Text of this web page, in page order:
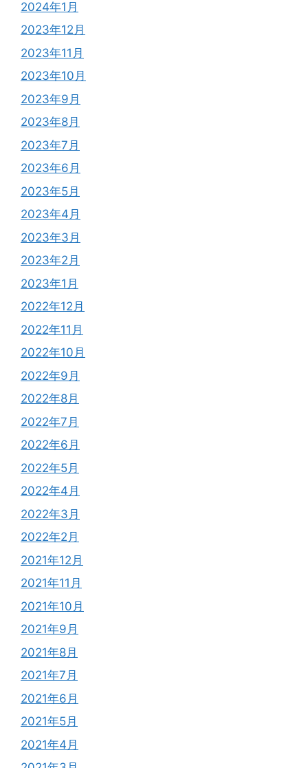
2024年1月
2023年12月
2023年11月
2023年10月
2023年9月
2023年8月
2023年7月
2023年6月
2023年5月
2023年4月
2023年3月
2023年2月
2023年1月
2022年12月
2022年11月
2022年10月
2022年9月
2022年8月
2022年7月
2022年6月
2022年5月
2022年4月
2022年3月
2022年2月
2021年12月
2021年11月
2021年10月
2021年9月
2021年8月
2021年7月
2021年6月
2021年5月
2021年4月